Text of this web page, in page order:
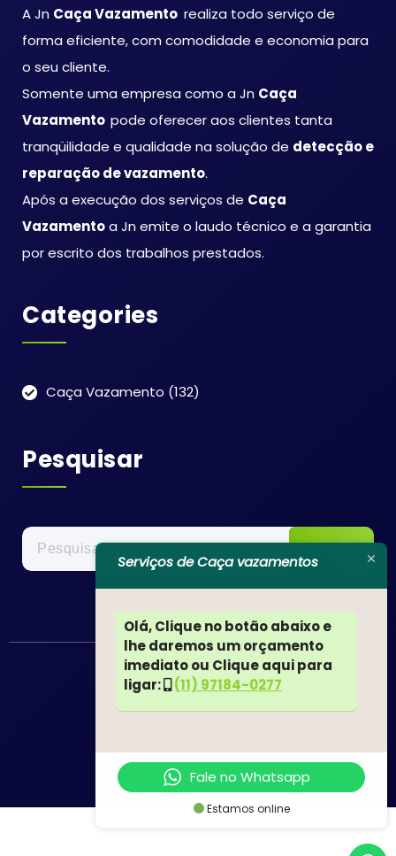
A Jn Caça Vazamento realiza todo serviço de
forma eficiente, com comodidade e economia para
o seu cliente.
Somente uma empresa como a Jn Caça
Vazamento pode oferecer aos clientes tanta
tranqüilidade e qualidade na solução de detecção e
reparação de vazamento.
Após a execução dos serviços de Caça
Vazamentoa Jn emite o laudo técnico e a garantia
por escrito dos trabalhos prestados.
Categories
Caça Vazamento (132)
Pesquisar
Pesquisar
por:
Copyright © 2022 JN SERVIÇOS
Serviços de Caça vazamentos
Olá, Clique no botão abaixo e
lhe daremos um orçamento
imediato ou Clique aqui para
ligar:
(11) 97184-0277
Fale no Whatsapp
Estamos online